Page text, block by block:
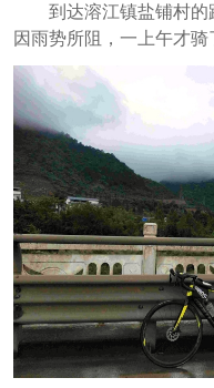
到达溶江镇盐铺村的
因雨势所阻，一上午才骑